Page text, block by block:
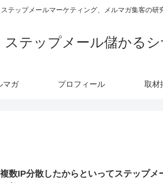
ステップメールマーケティング、メルマガ集客の研
ステップメール儲かる
マガ プロフィール 取材
複数IP分散したからといってステップメ